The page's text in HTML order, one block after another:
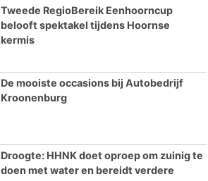
Tweede RegioBereik Eenhoorncup
belooft spektakel tijdens Hoornse
kermis
De mooiste occasions bij Autobedrijf
Kroonenburg
Droogte: HHNK doet oproep om zuinig te
doen met water en bereidt verdere